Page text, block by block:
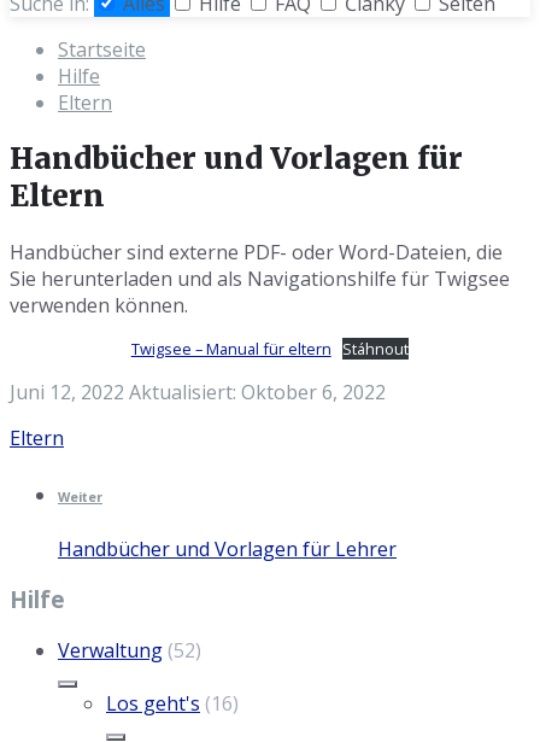
Startseite
Hilfe
Eltern
Handbücher und Vorlagen für
Eltern
Handbücher sind externe PDF- oder Word-Dateien, die
Sie herunterladen und als Navigationshilfe für Twigsee
verwenden können.
Twigsee – Manual für eltern Stáhnout
Juni 12, 2022 Aktualisiert: Oktober 6, 2022
Kategorie:
Eltern
Weiter
Handbücher und Vorlagen für Lehrer
Hilfe
Verwaltung (52)
Los geht's (16)